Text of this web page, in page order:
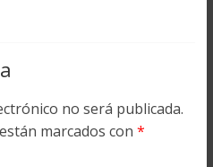
no será publicada.
marcados con *